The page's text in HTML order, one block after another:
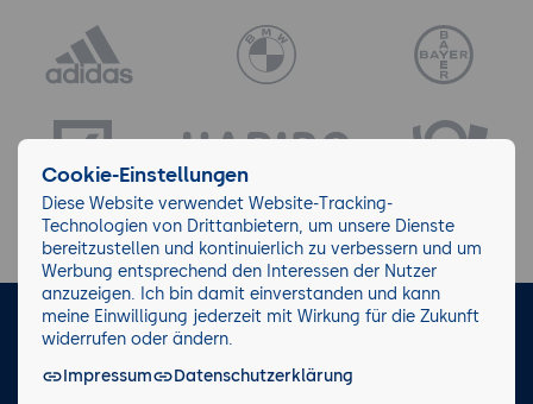
LinkedIn Facebook
Cookie-Einstellungen
Diese Website verwendet Website-Tracking-
Technologien von Drittanbietern, um unsere Dienste
bereitzustellen und kontinuierlich zu verbessern und um
Werbung entsprechend den Interessen der Nutzer
anzuzeigen. Ich bin damit einverstanden und kann
meine Einwilligung jederzeit mit Wirkung für die Zukunft
widerrufen oder ändern.
Impressum
Datenschutzerklärung